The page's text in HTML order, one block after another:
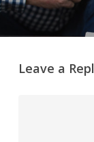
Leave a